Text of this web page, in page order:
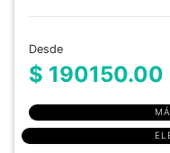
Desde
$ 190150.00